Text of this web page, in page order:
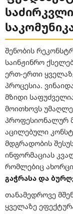
შენობის
საინჟინრო
ერთ-ერთი
პროცესია.
მზიდი
მოითხოვს
პროფესიონალურ
აცილებული
მდგრადობის
ინფორმაციას
რომლებიც
გაჭრასა და
თანამედროვე
ყველაზე